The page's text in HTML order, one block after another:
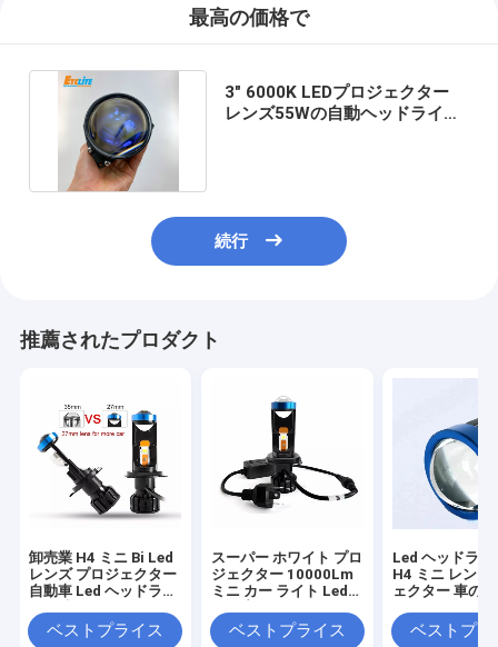
最高の価格で
3" 6000K LEDプロジェクター
レンズ55Wの自動ヘッドライト
続行
推薦されたプロダクト
卸売業 H4 ミニ Bi Led
レンズ プロジェクター
自動車 Led ヘッドライ
ベストプライス
スーパー ホワイト プロ
ジェクター 10000Lm
ミニ カー ライト Led
ンズ ハイ/ロー ビーム
H7 Led ヘッドライト
ベストプライス
Led ヘッドライ
H4 ミニ レンズ
ェクター 車の
ドライト オート
ベストプラ